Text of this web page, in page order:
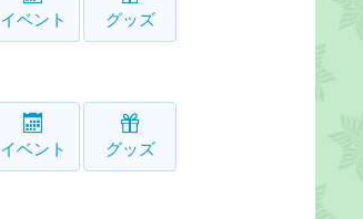
イベント グッズ
イベント グッズ